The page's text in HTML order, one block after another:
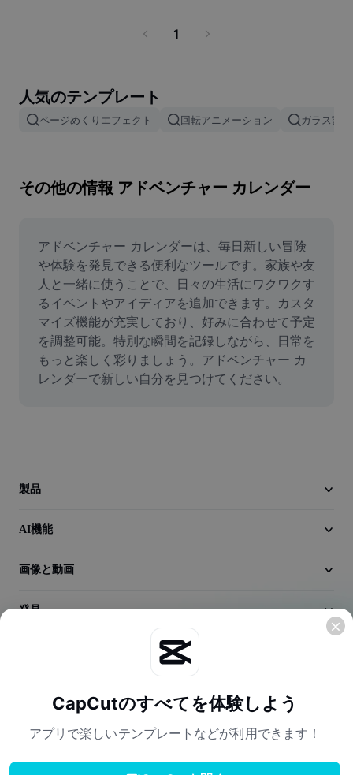
画像結合
画像サイズ変更
ミームジェネレーター
AI Text Remover
AI People Remover
AI Inpainting
Face Cutout
品質向上
動画エディター
動画のトリミング
1
人気のテンプレート
ページめくりエフェクト 回転アニメーション ガラス割
その他の情報 アドベンチャー カレンダー
アドベンチャー カレンダーは、毎日新しい冒険
や体験を発見できる便利なツールです。家族や友
人と一緒に使うことで、日々の生活にワクワクす
るイベントやアイディアを追加できます。カスタ
マイズ機能が充実しており、好みに合わせて予定
を調整可能。特別な瞬間を記録しながら、日常を
もっと楽しく彩りましょう。アドベンチャー カ
レンダーで新しい自分を見つけてください。
製品
AI機能
画像と動画
発見
CapCutのすべてを体験しよう
アプリで楽しいテンプレートなどが利用できます！